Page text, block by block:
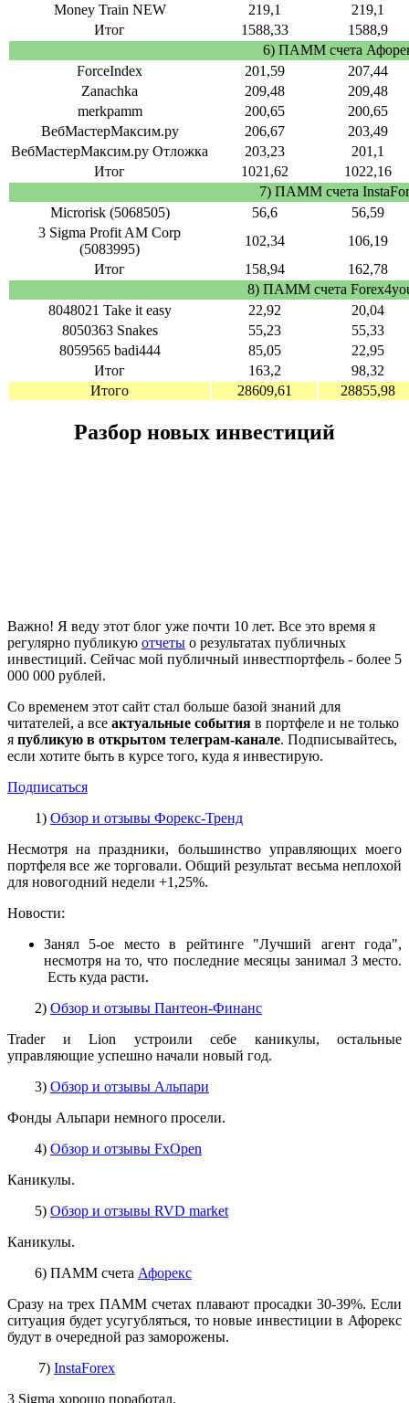
Money Train NEW
219,1
219,1
Итог
1588,33
1588,9
6) ПАММ счета
ForceIndex
201,59
207,44
Zanachka
209,48
209,48
merkpamm
200,65
200,65
ВебМастерМаксим.ру
206,67
203,49
ВебМастерМаксим.ру Отложка
203,23
201,1
Итог
1021,62
1022,16
7) ПАММ счета
Microrisk (5068505)
56,6
56,59
3 Sigma Profit AM Corp
(5083995)
102,34
106,19
Итог
158,94
162,78
8) ПАММ счета
8048021 Take it easy
22,92
20,04
8050363 Snakes
55,23
55,33
8059565 badi444
85,05
22,95
Итог
163,2
98,32
Итого
28609,61 28855,98
Разбор новых инвестиций
Важно! Я веду этот блог уже почти 10 лет. Все это время я
регулярно публикую отчеты о результатах публичных
инвестиций. Сейчас мой публичный инвестпортфель - более 5
000 000 рублей.
Со временем этот сайт стал больше базой знаний для
читателей, а все актуальные события в портфеле и не только
я публикую в открытом телеграм-канале. Подписывайтесь,
если хотите быть в курсе того, куда я инвестирую.
Подписаться
1) Обзор и отзывы Форекс-Тренд
Несмотря на праздники, большинство управляющих моего
портфеля все же торговали. Общий результат весьма неплохой
для новогодний недели +1,25%.
Новости:
Занял 5-ое место в рейтинге "Лучший агент года",
несмотря на то, что последние месяцы занимал 3 место.
Есть куда расти.
2) Обзор и отзывы Пантеон-Финанс
Trader и Lion устроили себе каникулы, остальные
управляющие успешно начали новый год.
3) Обзор и отзывы Альпари
Фонды Альпари немного просели.
4) Обзор и отзывы FxOpen
Каникулы.
5) Обзор и отзывы RVD market
Каникулы.
6) ПАММ счета Афорекс
Сразу на трех ПАММ счетах плавают просадки 30-39%. Если
ситуация будет усугубляться, то новые инвестиции в Афорекс
будут в очередной раз заморожены.
7) InstaForex
3 Sigma хорошо поработал.